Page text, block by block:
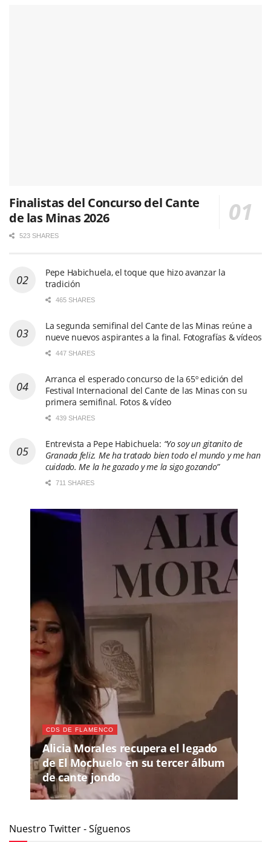
Finalistas del Concurso del Cante
de las Minas 2026
523 SHARES
Pepe Habichuela, el toque que hizo avanzar la
tradición
465 SHARES
La segunda semifinal del Cante de las Minas reúne a
nueve nuevos aspirantes a la final. Fotografías & vídeos
447 SHARES
Arranca el esperado concurso de la 65º edición del
Festival Internacional del Cante de las Minas con su
primera semifinal. Fotos & vídeo
439 SHARES
Entrevista a Pepe Habichuela: “Yo soy un gitanito de
Granada feliz. Me ha tratado bien todo el mundo y me han
cuidado. Me la he gozado y me la sigo gozando”
711 SHARES
CDS DE FLAMENCO
Alicia Morales recupera el legado
de El Mochuelo en su tercer álbum
de cante jondo
Nuestro Twitter - Síguenos